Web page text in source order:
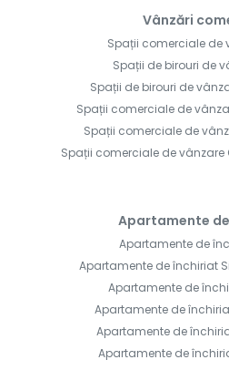
Vânzări
Spații comerciale de
Spații de birouri de
Spații de birouri de
Spații comerciale de
Spații comerciale de
Spații comerciale de vânzare
Apartamente
Apartamente de
Apartamente de închiriat
Apartamente de
Apartamente de
Apartamente de
Apartamente de